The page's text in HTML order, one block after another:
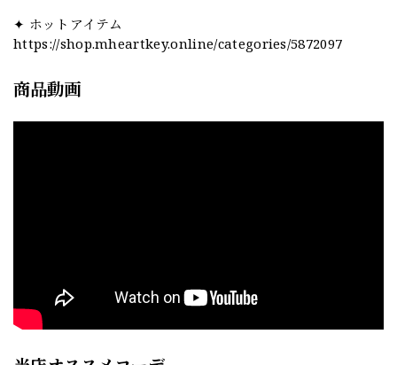
✦ ホットアイテム
https://shop.mheartkey.online/categories/5872097
商品動画